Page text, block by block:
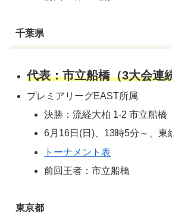
千葉県
代表：市立船橋（3大会連
プレミアリーグEAST所属
決勝：流経大柏 1-2 市立船橋
6月16日(日)、13時5分～、東
トーナメント表
前回王者：市立船橋
東京都